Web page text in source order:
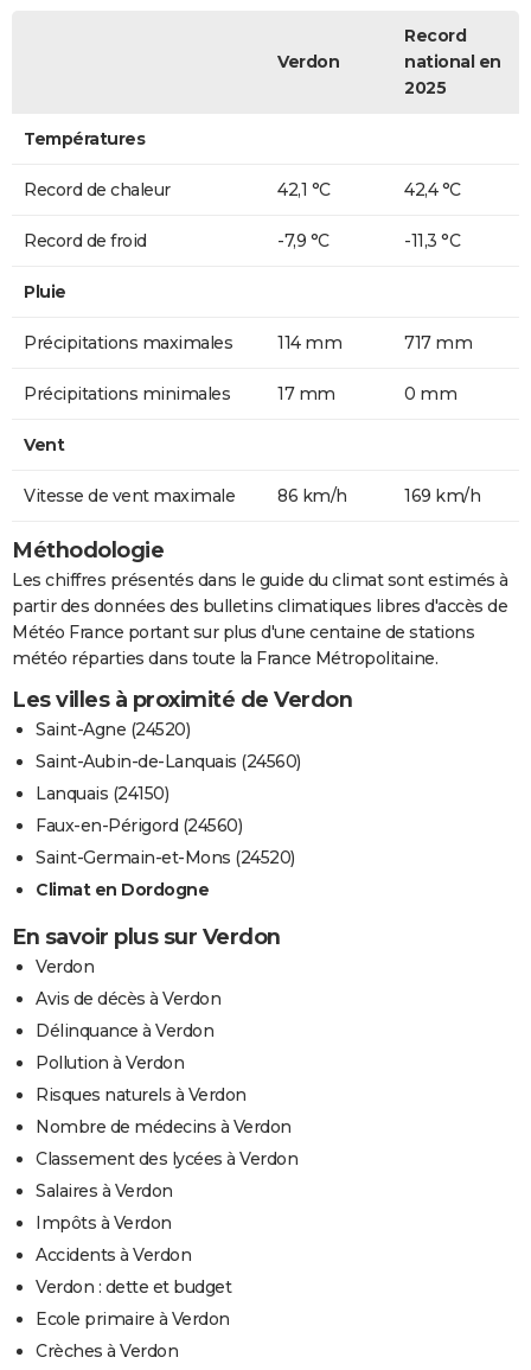
Verdon
Record
national en
2025
Températures
Record de chaleur 42,1 °C 42,4 °C
Record de froid -7,9 °C -11,3 °C
Pluie
Précipitations maximales 114 mm 717 mm
Précipitations minimales 17 mm 0 mm
Vent
Vitesse de vent maximale 86 km/h 169 km/h
Méthodologie
Les chiffres présentés dans le guide du climat sont estimés à
partir des données des bulletins climatiques libres d'accès de
Météo France portant sur plus d'une centaine de stations
météo réparties dans toute la France Métropolitaine.
Les villes à proximité de Verdon
Saint-Agne (24520)
Saint-Aubin-de-Lanquais (24560)
Lanquais (24150)
Faux-en-Périgord (24560)
Saint-Germain-et-Mons (24520)
Climat en Dordogne
En savoir plus sur Verdon
Verdon
Avis de décès à Verdon
Délinquance à Verdon
Pollution à Verdon
Risques naturels à Verdon
Nombre de médecins à Verdon
Classement des lycées à Verdon
Salaires à Verdon
Impôts à Verdon
Accidents à Verdon
Verdon : dette et budget
Ecole primaire à Verdon
Crèches à Verdon